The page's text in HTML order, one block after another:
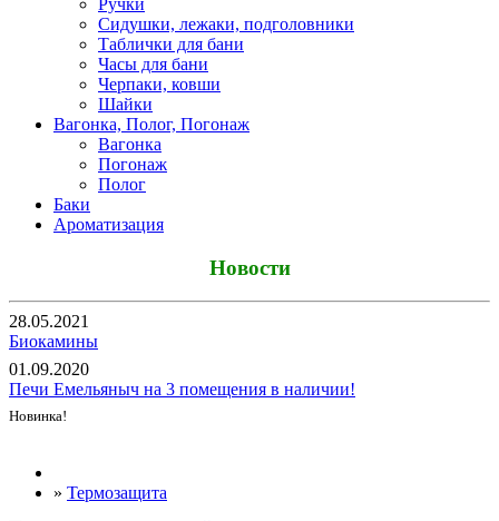
Ручки
Сидушки, лежаки, подголовники
Таблички для бани
Часы для бани
Черпаки, ковши
Шайки
Вагонка, Полог, Погонаж
Вагонка
Погонаж
Полог
Баки
Ароматизация
Новости
28.05.2021
Биокамины
01.09.2020
Печи Емельяныч на 3 помещения в наличии!
Новинка!
» Термозащита